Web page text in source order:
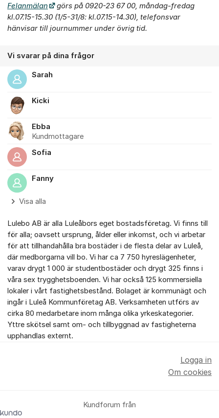
Felanmälan
görs på 0920-23 67 00, måndag-fredag
kl.07.15-15.30 (1/5-31/8: kl.07.15-14.30), telefonsvar
hänvisar till journummer under övrig tid.
Vi svarar på dina frågor
Sarah
Kicki
Ebba
Kundmottagare
Sofia
Fanny
Visa alla
Lulebo AB är alla Luleåbors eget bostadsföretag. Vi finns till
för alla; oavsett ursprung, ålder eller inkomst, och vi arbetar
för att tillhandahålla bra bostäder i de flesta delar av Luleå,
där medborgarna vill bo. Vi har ca 7 750 hyreslägenheter,
varav drygt 1 000 är studentbostäder och drygt 325 finns i
våra sex trygghetsboenden. Vi har också 125 kommersiella
lokaler i vårt fastighetsbestånd. Bolaget är kommunägt och
ingår i Luleå Kommunföretag AB. Verksamheten utförs av
cirka 80 medarbetare inom många olika yrkeskategorier.
Yttre skötsel samt om- och tillbyggnad av fastigheterna
upphandlas externt.
Kundforum från
Logga in
Om cookies